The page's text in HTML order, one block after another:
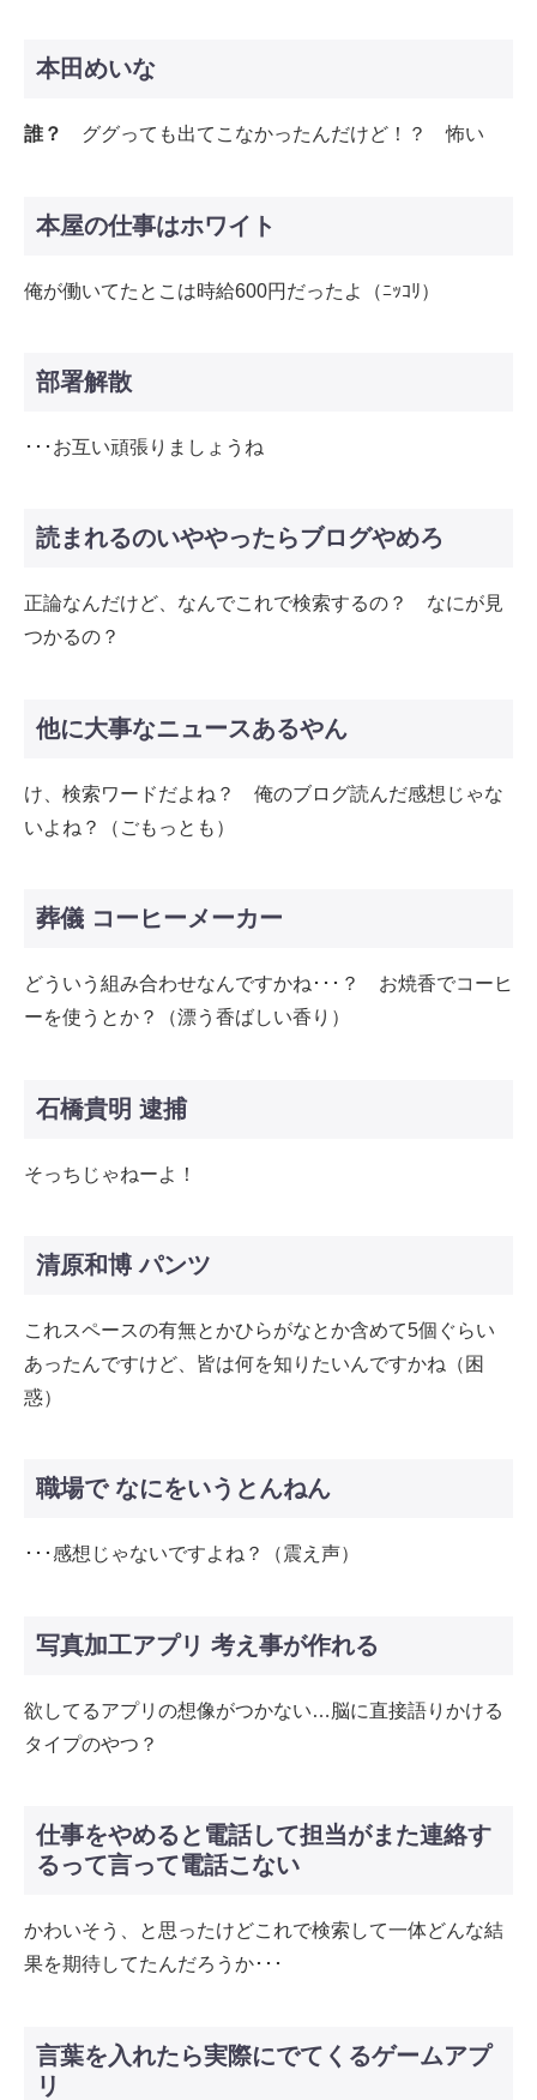
本田めいな
誰？ ググっても出てこなかったんだけど！？ 怖い
本屋の仕事はホワイト
俺が働いてたとこは時給600円だったよ（ﾆｯｺﾘ）
部署解散
･･･お互い頑張りましょうね
読まれるのいややったらブログやめろ
正論なんだけど、なんでこれで検索するの？ なにが見
つかるの？
他に大事なニュースあるやん
け、検索ワードだよね？ 俺のブログ読んだ感想じゃな
いよね？（ごもっとも）
葬儀 コーヒーメーカー
どういう組み合わせなんですかね･･･？ お焼香でコーヒ
ーを使うとか？（漂う香ばしい香り）
石橋貴明 逮捕
そっちじゃねーよ！
清原和博 パンツ
これスペースの有無とかひらがなとか含めて5個ぐらい
あったんですけど、皆は何を知りたいんですかね（困
惑）
職場で なにをいうとんねん
･･･感想じゃないですよね？（震え声）
写真加工アプリ 考え事が作れる
欲してるアプリの想像がつかない…脳に直接語りかける
タイプのやつ？
仕事をやめると電話して担当がまた連絡す
るって言って電話こない
かわいそう、と思ったけどこれで検索して一体どんな結
果を期待してたんだろうか･･･
言葉を入れたら実際にでてくるゲームアプ
リ